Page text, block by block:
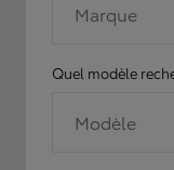
Marque
Quel modèle
Modèle